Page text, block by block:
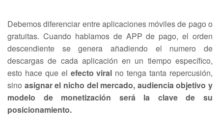
Debemos diferenciar entre aplicaciones móviles de pago o
gratuitas. Cuando hablamos de APP de pago, el orden
descendiente se genera añadiendo el numero de
descargas de cada aplicación en un tiempo específico,
esto hace que el efecto viral no tenga tanta repercusión,
sino asignar el nicho del mercado, audiencia objetivo y
modelo de monetización será la clave de su
posicionamiento.